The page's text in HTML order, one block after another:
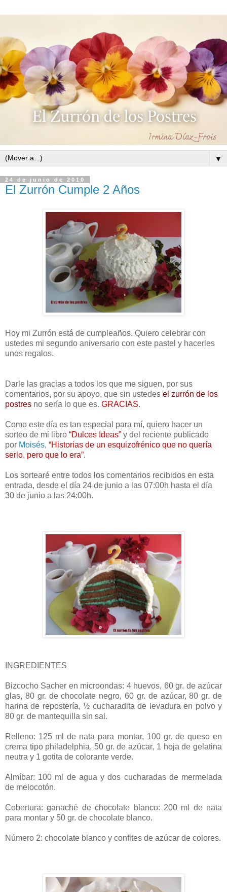
▼
24 de junio de 2010
El Zurrón Cumple 2 Años
Hoy mi Zurrón está de cumpleaños. Quiero celebrar con
ustedes mi segundo aniversario con este pastel y hacerles
unos regalos.
Darle las gracias a todos los que me siguen, por sus
comentarios, por su apoyo, que sin ustedes el zurrón de los
postres no sería lo que es. GRACIAS.
Como este día es tan especial para mí, quiero hacer un
sorteo de mi libro “Dulces Ideas” y del reciente publicado
por Moisés, “Historias de un esquizofrénico que no quería
serlo, pero que lo era”.
Los sortearé entre todos los comentarios recibidos en esta
entrada, desde el día 24 de junio a las 07:00h hasta el día
30 de junio a las 24:00h.
INGREDIENTES
Bizcocho Sacher en microondas: 4 huevos, 60 gr. de azúcar
glas, 80 gr. de chocolate negro, 60 gr. de azúcar, 80 gr. de
harina de repostería, ½ cucharadita de levadura en polvo y
80 gr. de mantequilla sin sal.
Relleno: 125 ml de nata para montar, 100 gr. de queso en
crema tipo philadelphia, 50 gr. de azúcar, 1 hoja de gelatina
neutra y 1 gotita de colorante verde.
Almíbar: 100 ml de agua y dos cucharadas de mermelada
de melocotón.
Cobertura: ganaché de chocolate blanco: 200 ml de nata
para montar y 50 gr. de chocolate blanco.
Número 2: chocolate blanco y confites de azúcar de colores.